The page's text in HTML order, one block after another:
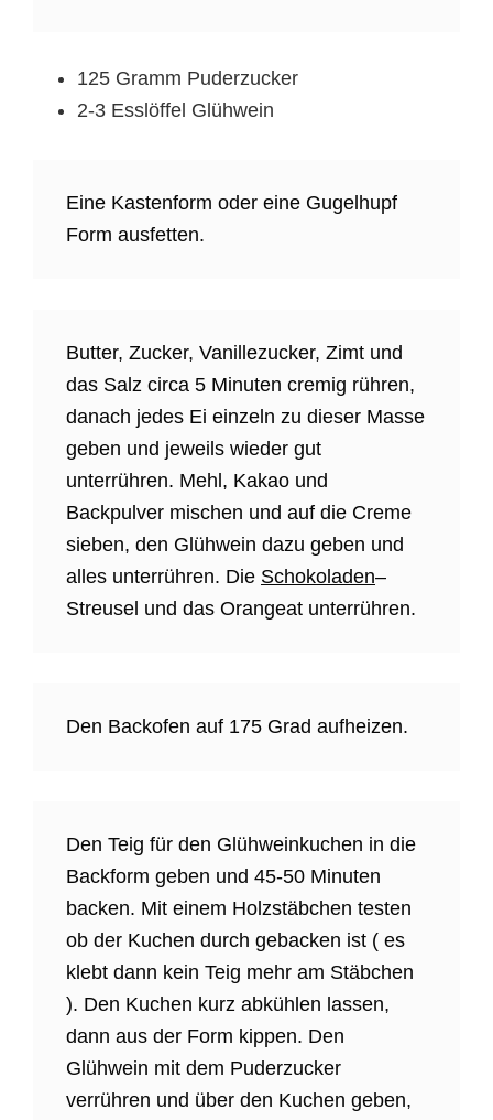
125 Gramm Puderzucker
2-3 Esslöffel Glühwein
Eine Kastenform oder eine Gugelhupf
Form ausfetten.
Butter, Zucker, Vanillezucker, Zimt und
das Salz circa 5 Minuten cremig rühren,
danach jedes Ei einzeln zu dieser Masse
geben und jeweils wieder gut
unterrühren. Mehl, Kakao und
Backpulver mischen und auf die Creme
sieben, den Glühwein dazu geben und
alles unterrühren. Die Schokoladen–
Streusel und das Orangeat unterrühren.
Den Backofen auf 175 Grad aufheizen.
Den Teig für den Glühweinkuchen in die
Backform geben und 45-50 Minuten
backen. Mit einem Holzstäbchen testen
ob der Kuchen durch gebacken ist ( es
klebt dann kein Teig mehr am Stäbchen
). Den Kuchen kurz abkühlen lassen,
dann aus der Form kippen. Den
Glühwein mit dem Puderzucker
verrühren und über den Kuchen geben,